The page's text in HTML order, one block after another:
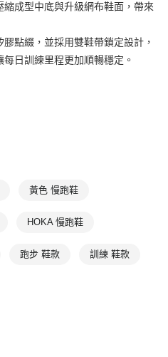
上)免運費
成型中底與升級網布鞋面，帶來
點綴，並採用雙鞋帶鎖定設計，
日訓練里程更加順暢穩定。
黃色 慢跑鞋
HOKA 慢跑鞋
跑步 鞋款 訓練 鞋款